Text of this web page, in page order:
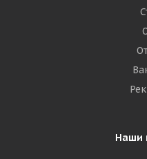
Наши